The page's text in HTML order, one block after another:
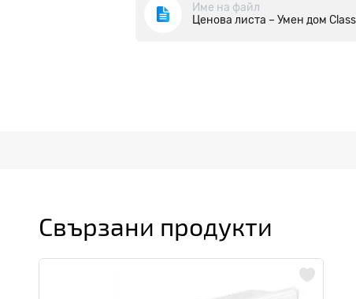
Име на файл
Ценова листа – Умен дом
Свързани продукти